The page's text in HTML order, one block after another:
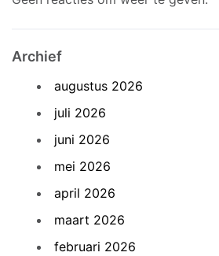
Archief
augustus 2026
juli 2026
juni 2026
mei 2026
april 2026
maart 2026
februari 2026